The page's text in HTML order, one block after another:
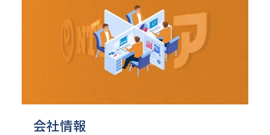
会社情報